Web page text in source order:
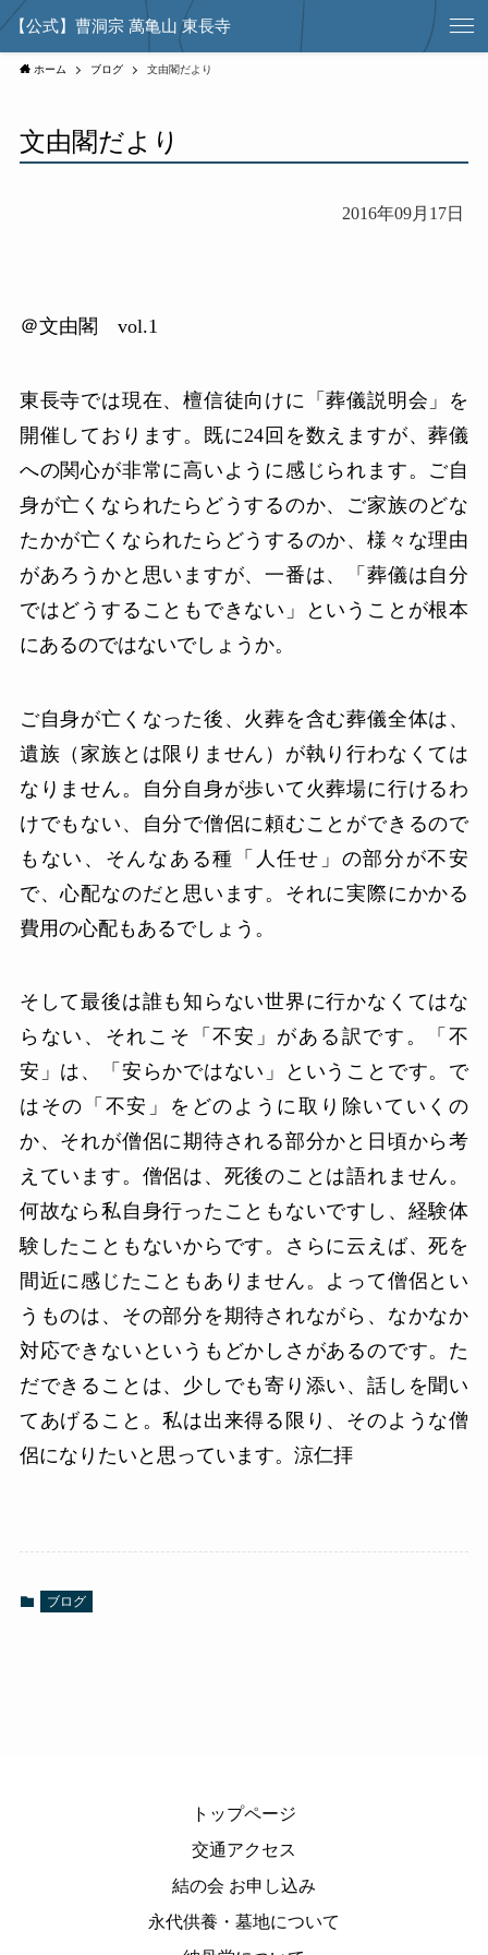
【公式】曹洞宗 萬亀山 東長寺
ホーム ブログ 文由閣だより
文由閣だより
2016年09月17日
＠文由閣 vol.1
東長寺では現在、檀信徒向けに「葬儀説明会」を
開催しております。既に24回を数えますが、葬儀
への関心が非常に高いように感じられます。ご自
身が亡くなられたらどうするのか、ご家族のどな
たかが亡くなられたらどうするのか、様々な理由
があろうかと思いますが、一番は、「葬儀は自分
ではどうすることもできない」ということが根本
にあるのではないでしょうか。
ご自身が亡くなった後、火葬を含む葬儀全体は、
遺族（家族とは限りません）が執り行わなくては
なりません。自分自身が歩いて火葬場に行けるわ
けでもない、自分で僧侶に頼むことができるので
もない、そんなある種「人任せ」の部分が不安
で、心配なのだと思います。それに実際にかかる
費用の心配もあるでしょう。
そして最後は誰も知らない世界に行かなくてはな
らない、それこそ「不安」がある訳です。「不
安」は、「安らかではない」ということです。で
はその「不安」をどのように取り除いていくの
か、それが僧侶に期待される部分かと日頃から考
えています。僧侶は、死後のことは語れません。
何故なら私自身行ったこともないですし、経験体
験したこともないからです。さらに云えば、死を
間近に感じたこともありません。よって僧侶とい
うものは、その部分を期待されながら、なかなか
対応できないというもどかしさがあるのです。た
だできることは、少しでも寄り添い、話しを聞い
てあげること。私は出来得る限り、そのような僧
侶になりたいと思っています。涼仁拝
ブログ
トップページ
交通アクセス
結の会 お申し込み
永代供養・墓地について